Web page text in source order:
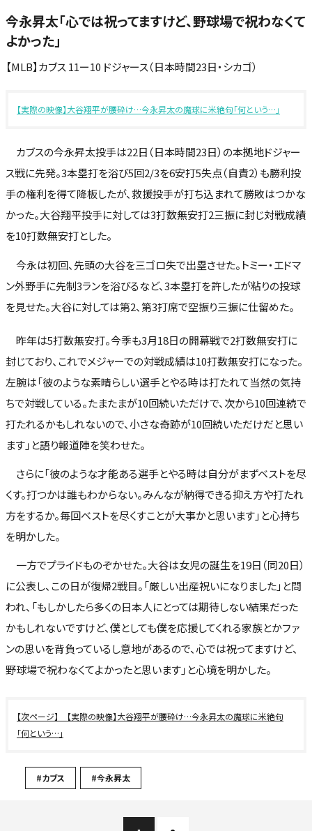
今永昇太「心では祝ってますけど、野球場で祝わなくて
よかった」
【MLB】カブス 11ー10 ドジャース（日本時間23日・シカゴ）
【実際の映像】大谷翔平が腰砕け…今永昇太の魔球に米絶句「何という…」
カブスの今永昇太投手は22日（日本時間23日）の本拠地ドジャー
ス戦に先発。3本塁打を浴び5回2/3を6安打5失点（自責2）も勝利投
手の権利を得て降板したが、救援投手が打ち込まれて勝敗はつかな
かった。大谷翔平投手に対しては3打数無安打2三振に封じ対戦成績
を10打数無安打とした。
今永は初回、先頭の大谷を三ゴロ失で出塁させた。トミー・エドマ
ン外野手に先制3ランを浴びるなど、3本塁打を許したが粘りの投球
を見せた。大谷に対しては第2、第3打席で空振り三振に仕留めた。
昨年は5打数無安打。今季も3月18日の開幕戦で2打数無安打に
封じており、これでメジャーでの対戦成績は10打数無安打になった。
左腕は「彼のような素晴らしい選手とやる時は打たれて当然の気持
ちで対戦している。たまたまが10回続いただけで、次から10回連続で
打たれるかもしれないので、小さな奇跡が10回続いただけだと思い
ます」と語り報道陣を笑わせた。
さらに「彼のような才能ある選手とやる時は自分がまずベストを尽
くす。打つかは誰もわからない。みんなが納得できる抑え方や打たれ
方をするか。毎回ベストを尽くすことが大事かと思います」と心持ち
を明かした。
一方でプライドものぞかせた。大谷は女児の誕生を19日（同20日）
に公表し、この日が復帰2戦目。「厳しい出産祝いになりました」と問
われ、「もしかしたら多くの日本人にとっては期待しない結果だった
かもしれないですけど、僕としても僕を応援してくれる家族とかファ
ンの思いを背負っているし意地があるので、心では祝ってますけど、
野球場で祝わなくてよかったと思います」と心境を明かした。
【実際の映像】大谷翔平が腰砕け…今永昇太の魔球に米絶句
「何という…」
#カブス #今永昇太